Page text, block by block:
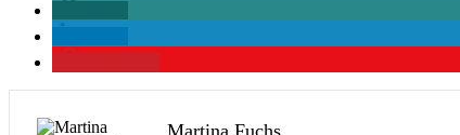
Martina Fuchs